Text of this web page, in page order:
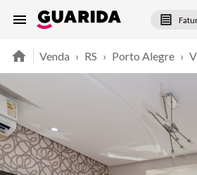
Venda › RS › Porto Alegre ›